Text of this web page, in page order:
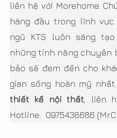
liên hệ với Morehome.
hàng đầu trong lĩnh vực
ngũ KTS luôn sáng
những tính năng chuyên
bảo sẽ đem đến cho
gian sống hoàn mỹ
thiết kế nội thất, liên
Hotline: 0975438686